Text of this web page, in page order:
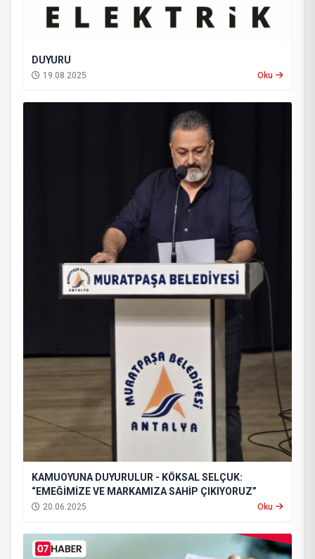
DUYURU
19.08.2025 Oku
KAMUOYUNA DUYURULUR - KÖKSAL SELÇUK:
“EMEĞİMİZE VE MARKAMIZA SAHİP ÇIKIYORUZ”
20.06.2025 Oku